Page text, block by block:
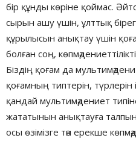
бір құнды көріне қоймас.
сырын ашу үшін, ұлттық
құрылысын анықтау үшін
болған соң,
Біздің қоғам да
қоғамның типтерін,
қандай мультимәдениет
жататынын анықтауға
осы өзімізге тән ерекше